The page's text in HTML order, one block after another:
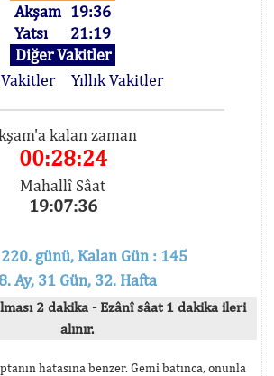
Akşam 19:36
Yatsı
21:19
Diğer Vakitler
Vakitler
Yıllık Vakitler
kalan zaman
00:28:23
Mahallî Sâat
19:07:37
220. günü, Kalan Gün : 145
8. Ay, 31 Gün, 32. Hafta
2 dakika - Ezânî sâat 1 dakika ileri
alınır.
hatasına benzer. Gemi batınca, onunla